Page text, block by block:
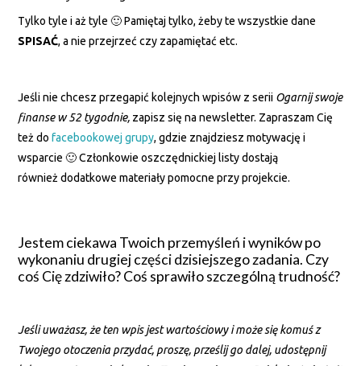
Tylko tyle i aż tyle 🙂 Pamiętaj tylko, żeby te wszystkie dane
SPISAĆ, a nie przejrzeć czy zapamiętać etc.
Jeśli nie chcesz przegapić kolejnych wpisów z serii Ogarnij swoje
finanse w 52 tygodnie, zapisz się na newsletter. Zapraszam Cię
też dofacebookowej grupy, gdzie znajdziesz motywację i
wsparcie 🙂 Członkowie oszczędnickiej listy dostają
również dodatkowe materiały pomocne przy projekcie.
Jestem ciekawa Twoich przemyśleń i wyników po
wykonaniu drugiej części dzisiejszego zadania. Czy
coś Cię zdziwiło? Coś sprawiło szczególną trudność?
Jeśli uważasz, że ten wpis jest wartościowy i może się komuś z
Twojego otoczenia przydać, proszę, prześlij go dalej, udostępnij